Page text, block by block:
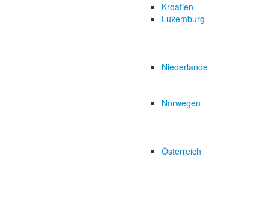
Kroatien
Luxemburg
Niederlande
Norwegen
Österreich